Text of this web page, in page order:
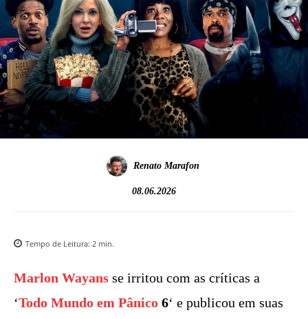
Renato Marafon
08.06.2026
Tempo de Leitura: 2 min.
Marlon Wayans se irritou com as críticas a
‘Todo Mundo em Pânico 6‘ e publicou em suas